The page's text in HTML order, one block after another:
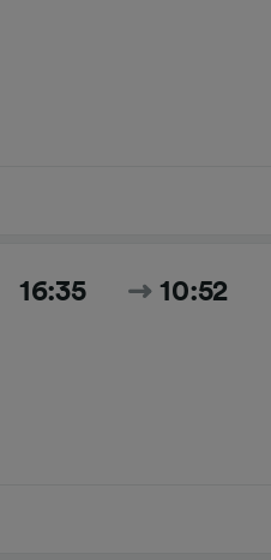
16:35 10:52